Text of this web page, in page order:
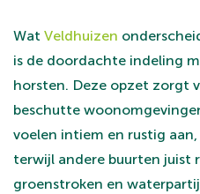
Wat Veldhuizen
is de doordachte indeling
horsten. Deze opzet zorgt
beschutte
voelen intiem en rustig
terwijl andere buurten juist
groenstroken en